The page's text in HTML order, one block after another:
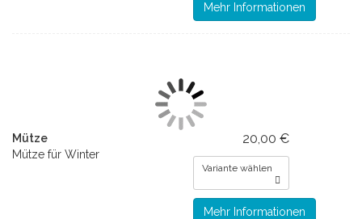
Mehr Informationen
Mütze
Mütze für Winter
20,00 €
Variante wählen
Mehr Informationen